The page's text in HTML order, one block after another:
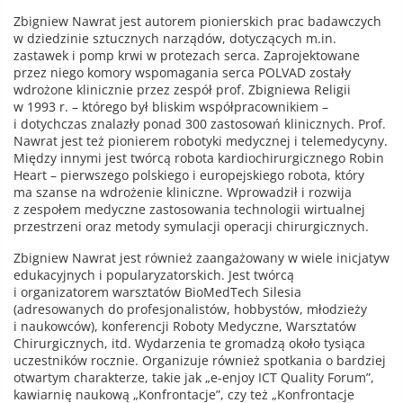
Zbigniew Nawrat jest autorem pionierskich prac badawczych
w dziedzinie sztucznych narządów, dotyczących m.in.
zastawek i pomp krwi w protezach serca. Zaprojektowane
przez niego komory wspomagania serca POLVAD zostały
wdrożone klinicznie przez zespół prof. Zbigniewa Religii
w 1993 r. – którego był bliskim współpracownikiem –
i dotychczas znalazły ponad 300 zastosowań klinicznych. Prof.
Nawrat jest też pionierem robotyki medycznej i telemedycyny.
Między innymi jest twórcą robota kardiochirurgicznego Robin
Heart – pierwszego polskiego i europejskiego robota, który
ma szanse na wdrożenie kliniczne. Wprowadził i rozwija
z zespołem medyczne zastosowania technologii wirtualnej
przestrzeni oraz metody symulacji operacji chirurgicznych.
Zbigniew Nawrat jest również zaangażowany w wiele inicjatyw
edukacyjnych i popularyzatorskich. Jest twórcą
i organizatorem warsztatów BioMedTech Silesia
(adresowanych do profesjonalistów, hobbystów, młodzieży
i naukowców), konferencji Roboty Medyczne, Warsztatów
Chirurgicznych, itd. Wydarzenia te gromadzą około tysiąca
uczestników rocznie. Organizuje również spotkania o bardziej
otwartym charakterze, takie jak „e-enjoy ICT Quality Forum”,
kawiarnię naukową „Konfrontacje”, czy też „Konfrontacje